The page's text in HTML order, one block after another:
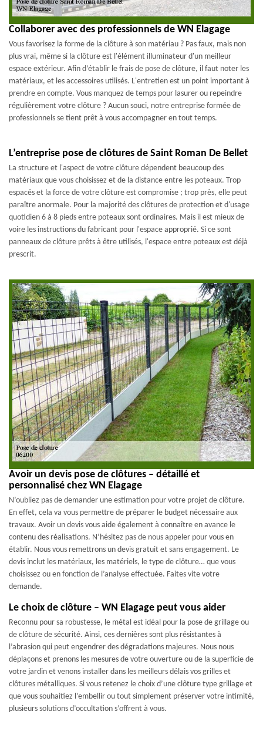
Collaborer avec des professionnels de WN Elagage
Vous favorisez la forme de la clôture à son matériau ? Pas faux, mais non
plus vrai, même si la clôture est l'élément illuminateur d'un meilleur
espace extérieur. Afin d’établir le frais de pose de clôture, il faut noter les
matériaux, et les accessoires utilisés. L'entretien est un point important à
prendre en compte. Vous manquez de temps pour lasurer ou repeindre
régulièrement votre clôture ? Aucun souci, notre entreprise formée de
professionnels se tient prêt à vous accompagner en tout temps.
L’entreprise pose de clôtures de Saint Roman De Bellet
La structure et l'aspect de votre clôture dépendent beaucoup des
matériaux que vous choisissez et de la distance entre les poteaux. Trop
espacés et la force de votre clôture est compromise ; trop près, elle peut
paraître anormale. Pour la majorité des clôtures de protection et d'usage
quotidien 6 à 8 pieds entre poteaux sont ordinaires. Mais il est mieux de
voire les instructions du fabricant pour l'espace approprié. Si ce sont
panneaux de clôture prêts à être utilisés, l'espace entre poteaux est déjà
prescrit.
Avoir un devis pose de clôtures – détaillé et
personnalisé chez WN Elagage
N’oubliez pas de demander une estimation pour votre projet de clôture.
En effet, cela va vous permettre de préparer le budget nécessaire aux
travaux. Avoir un devis vous aide également à connaître en avance le
contenu des réalisations. N’hésitez pas de nous appeler pour vous en
établir. Nous vous remettrons un devis gratuit et sans engagement. Le
devis inclut les matériaux, les matériels, le type de clôture… que vous
choisissez ou en fonction de l’analyse effectuée. Faites vite votre
demande.
Le choix de clôture – WN Elagage peut vous aider
Reconnu pour sa robustesse, le métal est idéal pour la pose de grillage ou
de clôture de sécurité. Ainsi, ces dernières sont plus résistantes à
l’abrasion qui peut engendrer des dégradations majeures. Nous nous
déplaçons et prenons les mesures de votre ouverture ou de la superficie de
votre jardin et venons installer dans les meilleurs délais vos grilles et
clôtures métalliques. Si vous retenez le choix d’une clôture type grillage et
que vous souhaitiez l’embellir ou tout simplement préserver votre intimité,
plusieurs solutions d’occultation s’offrent à vous.